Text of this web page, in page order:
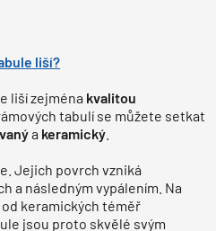
liší?
liší zejména kvalitou
tabulí se můžete setkat
a keramický
Jejich povrch vzniká
a následným vypálením. Na
keramických téměř
jsou proto skvělé svým